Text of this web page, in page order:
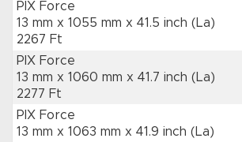
PIX Force
13 mm x 1055 mm x 41.5 inch (La)
2267 Ft
PIX Force
13 mm x 1060 mm x 41.7 inch (La)
2277 Ft
PIX Force
13 mm x 1063 mm x 41.9 inch (La)